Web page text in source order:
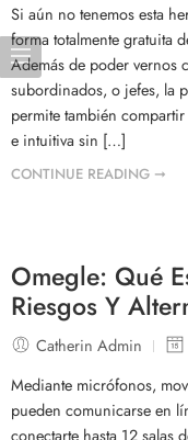
Si aún no tenemos esta
forma totalmente gratuita
Además de poder vernos
subordinados, o jefes, la
permite también
e intuitiva sin […]
CONTINUE READING ➞
Omegle: Qué
Riesgos Y
Catherin Admin
Mediante micrófonos,
pueden comunicarse en